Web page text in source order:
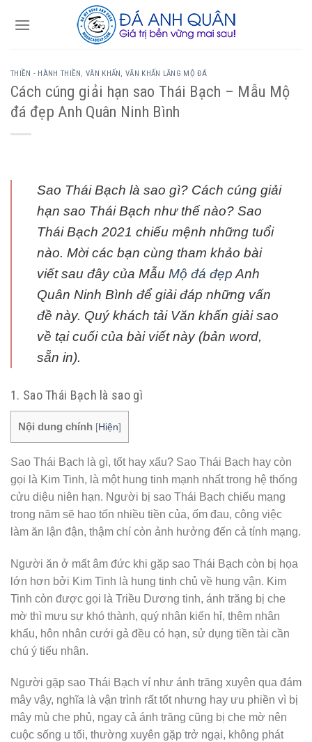
THIỀN - HÀNH THIỀN,VĂN KHẤN, VĂN KHẤN LĂNG MỘ ĐÁ
Cách cúng giải hạn sao Thái Bạch – Mẫu Mộ
đá đẹp Anh Quân Ninh Bình
Sao Thái Bạch là sao gì? Cách cúng giải
hạn sao Thái Bạch như thế nào? Sao
Thái Bạch 2021 chiếu mệnh những tuổi
nào. Mời các bạn cùng tham khảo bài
viết sau đây của Mẫu Mộ đá đẹp Anh
Quân Ninh Bình để giải đáp những vấn
đề này. Quý khách tải Văn khấn giải sao
về tại cuối của bài viết này (bản word,
sẵn in).
1. Sao Thái Bạch là sao gì
Nội dung chính [Hiện]
Sao Thái Bạch là gì, tốt hay xấu? Sao Thái Bạch hay còn
gọi là Kim Tinh, là một hung tinh mạnh nhất trong hệ thống
cửu diệu niên hạn. Người bị sao Thái Bạch chiếu mạng
trong năm sẽ hao tốn nhiều tiền của, ốm đau, công việc
làm ăn lận đận, thậm chí còn ảnh hưởng đến cả tính mạng.
Người ăn ở mất âm đức khi gặp sao Thái Bạch còn bị họa
lớn hơn bởi Kim Tinh là hung tinh chủ về hung vận. Kim
Tinh còn được gọi là Triều Dương tinh, ánh trăng bị che
mờ thì mưu sự khó thành, quý nhân kiến hỉ, thêm nhân
khẩu, hôn nhân cưới gả đều có hạn, sử dụng tiền tài cần
chú ý tiểu nhân.
Người gặp sao Thái Bạch ví như ánh trăng xuyên qua đám
mây vậy, nghĩa là vận trình rất tốt nhưng hay ưu phiền vì bị
mây mù che phủ, ngay cả ánh trăng cũng bị che mờ nên
cuộc sống u tối, thường xuyên gặp trở ngại, không phát